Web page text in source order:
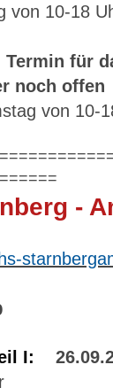
von 10-18
Termin für
von 10-
-
I: